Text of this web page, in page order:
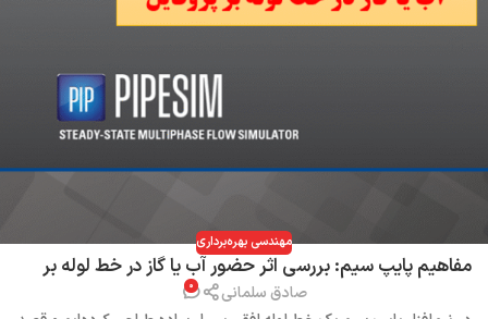
مهندسی بهره‌برداری
مفاهیم پایپ سیم: بررسی اثر حضور آب یا گاز در خط لوله بر
صادق سلمانی ۰